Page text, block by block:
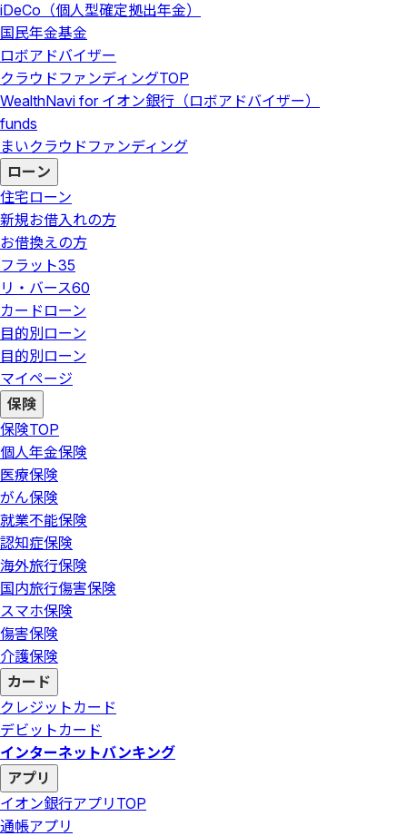
iDeCo（個人型確定拠出年金）
国民年金基金
ロボアドバイザー
クラウドファンディングTOP
WealthNavi for イオン銀行（ロボアドバイザー）
funds
まいクラウドファンディング
ローン
住宅ローン
新規お借入れの方
お借換えの方
フラット35
リ・バース60
カードローン
目的別ローン
目的別ローン
マイページ
保険
保険TOP
個人年金保険
医療保険
がん保険
就業不能保険
認知症保険
海外旅行保険
国内旅行傷害保険
スマホ保険
傷害保険
介護保険
カード
クレジットカード
デビットカード
インターネットバンキング
アプリ
イオン銀行アプリ TOP
通帳アプリ